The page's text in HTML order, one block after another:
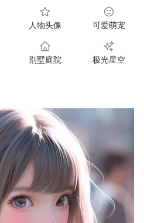
人物头像 可爱萌宠
别墅庭院 极光星空